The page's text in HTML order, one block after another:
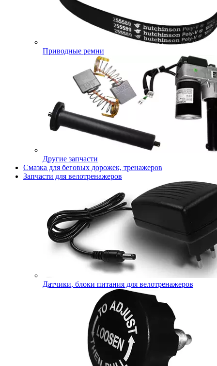
Приводные ремни
Другие запчасти
Смазка для беговых дорожек, тренажеров
Запчасти для велотренажеров
Датчики, блоки питания для велотренажеров